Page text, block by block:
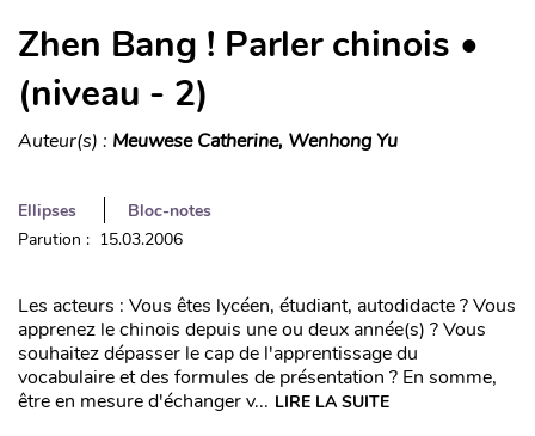
Zhen Bang ! Parler chinois •
(niveau - 2)
Auteur(s) : Meuwese Catherine, Wenhong Yu
Ellipses
Bloc-notes
Parution : 15.03.2006
Les acteurs : Vous êtes lycéen, étudiant, autodidacte ? Vous
apprenez le chinois depuis une ou deux année(s) ? Vous
souhaitez dépasser le cap de l'apprentissage du
vocabulaire et des formules de présentation ? En somme,
être en mesure d'échanger v... LIRE LA SUITE